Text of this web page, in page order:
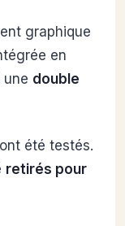
graphique
en
une double
été testés.
retirés pour